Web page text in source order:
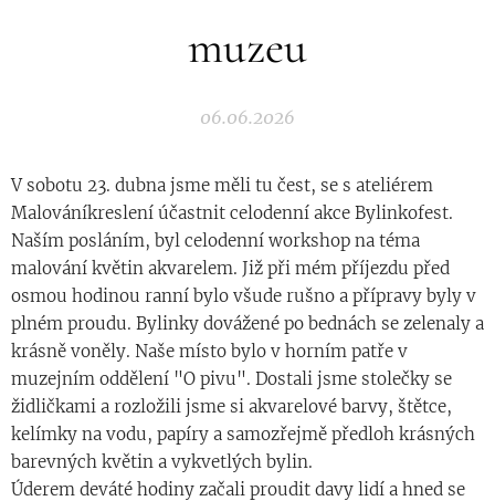
muzeu
06.06.2026
V sobotu 23. dubna jsme měli tu čest, se s ateliérem
Malováníkreslení účastnit celodenní akce Bylinkofest.
Naším posláním, byl celodenní workshop na téma
malování květin akvarelem. Již při mém příjezdu před
osmou hodinou ranní bylo všude rušno a přípravy byly v
plném proudu. Bylinky dovážené po bednách se zelenaly a
krásně voněly. Naše místo bylo v horním patře v
muzejním oddělení "O pivu". Dostali jsme stolečky se
židličkami a rozložili jsme si akvarelové barvy, štětce,
kelímky na vodu, papíry a samozřejmě předloh krásných
barevných květin a vykvetlých bylin.
Úderem deváté hodiny začali proudit davy lidí a hned se